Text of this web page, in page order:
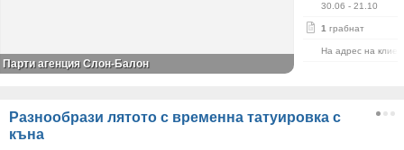
30.06 - 21.10
1 грабнат
На адрес на
Парти агенция Слон-Балон
Разнообрази лятото с временна татуировка с
къна